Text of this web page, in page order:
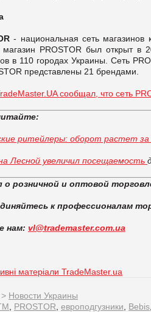
- национальная сеть магазинов
PROSTOR был открыт в
в 110 городах Украины. Сеть
представлены 21 брендами.
radeMaster.UA сообщал, что cеть
ритейлеры: оборот растет за
Лесной увеличил посещаемость
о розничной и оптовой
к профессионалам
нам: vl@trademaster.com.ua
матеріали TradeMaster.ua
> Новости Украины
PROSTOR европодгузники Bebis